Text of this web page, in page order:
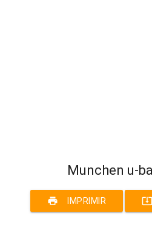
Munchen u-
print IMPRIMIR system_update_alt